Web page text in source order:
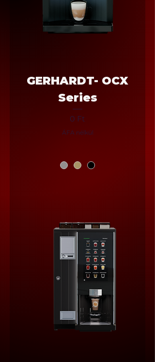
GERHARDT- OCX
Series
Ár
0 Ft
ÁFA nélkül